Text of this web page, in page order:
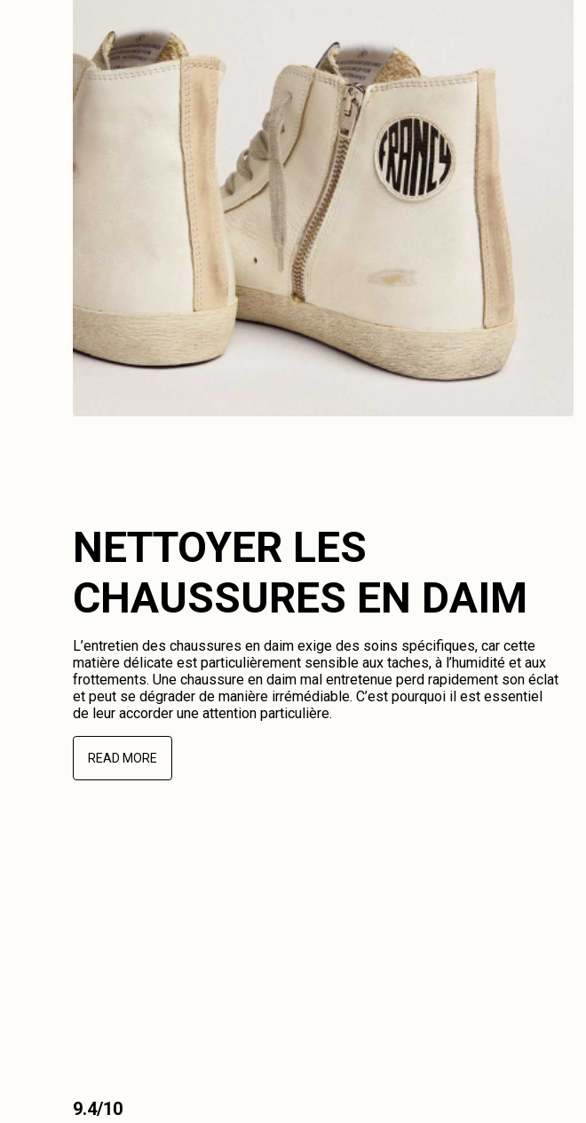
NETTOYER LES
CHAUSSURES EN DAIM
L’entretien des chaussures en daim exige des soins spécifiques, car cette
matière délicate est particulièrement sensible aux taches, à l’humidité et aux
frottements. Une chaussure en daim mal entretenue perd rapidement son éclat
et peut se dégrader de manière irrémédiable. C’est pourquoi il est essentiel
de leur accorder une attention particulière.
READ MORE
9.4/10